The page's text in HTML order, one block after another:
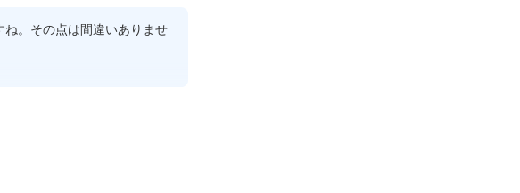
。その点は間違いありませ
っと視点が限定的かもしれ
さ」そのものよりも、生活
を支える行政システムの効